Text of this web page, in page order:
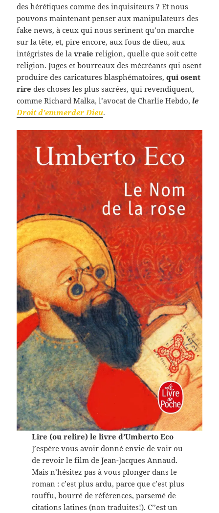
des hérétiques comme des inquisiteurs ? Et nous
pouvons maintenant penser aux manipulateurs des
fake news, à ceux qui nous serinent qu’on marche
sur la tête, et, pire encore, aux fous de dieu, aux
intégristes de la vraiereligion, quelle que soit cette
religion. Juges et bourreaux des mécréants qui osent
produire des caricatures blasphématoires,qui osent
rire des choses les plus sacrées, qui revendiquent,
comme Richard Malka, l’avocat de Charlie Hebdo,le
Droit d’emmerder Dieu.
Lire (ou relire) le livre d’Umberto Eco
J’espère vous avoir donné envie de voir ou
de revoir le film de Jean-Jacques Annaud.
Mais n’hésitez pas à vous plonger dans le
roman : c’est plus ardu, parce que c’est plus
touffu, bourré de références, parsemé de
citations latines (non traduites!). C’’est un